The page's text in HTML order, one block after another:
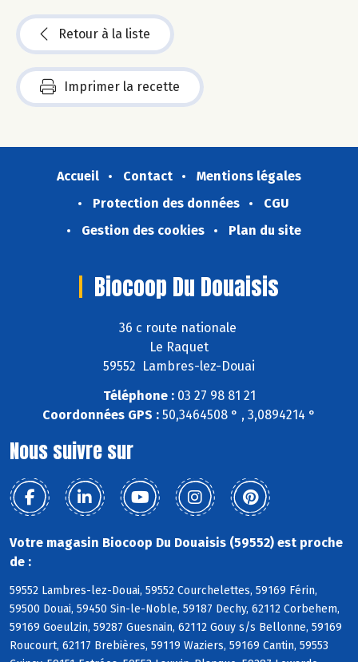
Retour à la liste
Imprimer la recette
Accueil Contact
Mentions légales
Protection des données
CGU
Gestion des cookies
Plan du site
Biocoop Du Douaisis
36 c route nationale
Le Raquet
59552 Lambres-lez-Douai
Téléphone :03 27 98 81 21
Coordonnées GPS : 50,3464508 ° , 3,0894214 °
Nous suivre sur
Votre magasin Biocoop Du Douaisis (59552) est proche
de :
59552 Lambres-lez-Douai, 59552 Courchelettes, 59169 Férin,
59500 Douai, 59450 Sin-le-Noble, 59187 Dechy, 62112 Corbehem,
59169 Goeulzin, 59287 Guesnain, 62112 Gouy s/s Bellonne, 59169
Roucourt, 62117 Brebières, 59119 Waziers, 59169 Cantin, 59553